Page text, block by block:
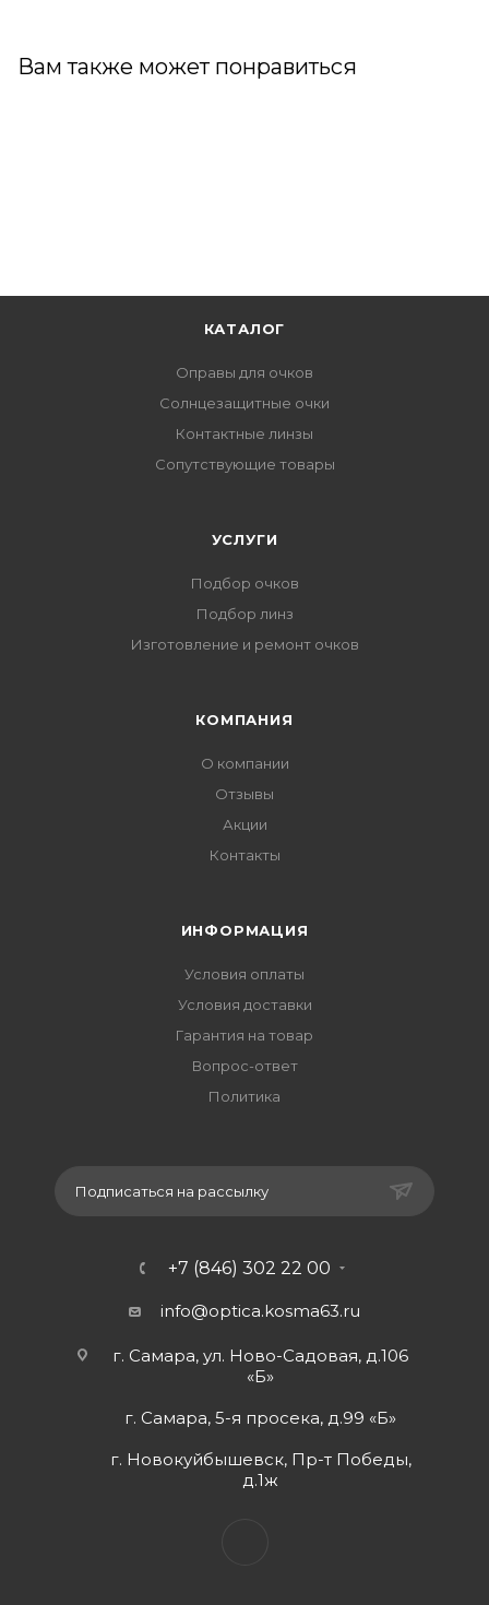
Вам также может понравиться
КАТАЛОГ
Оправы для очков
Солнцезащитные очки
Контактные линзы
Сопутствующие товары
УСЛУГИ
Подбор очков
Подбор линз
Изготовление и ремонт очков
КОМПАНИЯ
О компании
Отзывы
Акции
Контакты
ИНФОРМАЦИЯ
Условия оплаты
Условия доставки
Гарантия на товар
Вопрос-ответ
Политика
Подписаться на рассылку
+7 (846) 302 22 00
info@optica.kosma63.ru
г. Самара, ул. Ново-Садовая, д.106
«Б»
г. Самара, 5-я просека, д.99 «Б»
г. Новокуйбышевск, Пр-т Победы,
д.1ж